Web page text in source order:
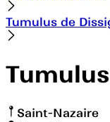
Tumulus de
Saint-Nazaire